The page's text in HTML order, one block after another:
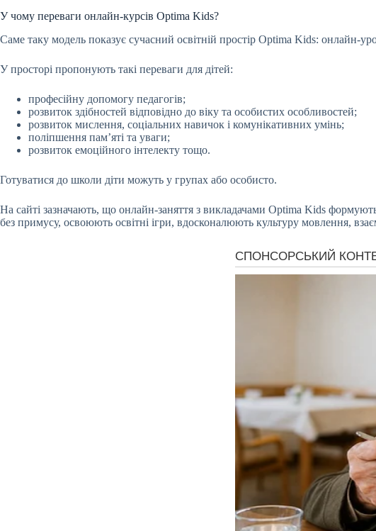
У чому переваги онлайн-курсів Optima Kids?
Саме таку модель показує сучасний освітній простір Optima Kids: онлайн-
У просторі пропонують такі переваги для дітей:
професійну допомогу педагогів;
розвиток здібностей відповідно до віку та особистих особливостей;
розвиток мислення, соціальних навичок і комунікативних умінь;
поліпшення пам’яті та уваги;
розвиток емоційного інтелекту тощо.
Готуватися до школи діти можуть у групах або особисто.
На сайті зазначають, що онлайн-заняття з викладачами Optima Kids
без примусу, освоюють освітні ігри, вдосконалюють культуру мовлення,